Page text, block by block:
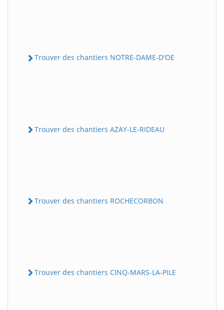
Trouver des chantiers NOTRE-DAME-D'OE
Trouver des chantiers AZAY-LE-RIDEAU
Trouver des chantiers ROCHECORBON
Trouver des chantiers CINQ-MARS-LA-PILE